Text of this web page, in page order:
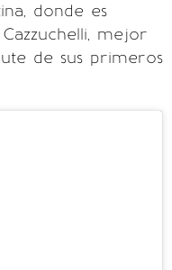
donde es
mejor
de sus primeros